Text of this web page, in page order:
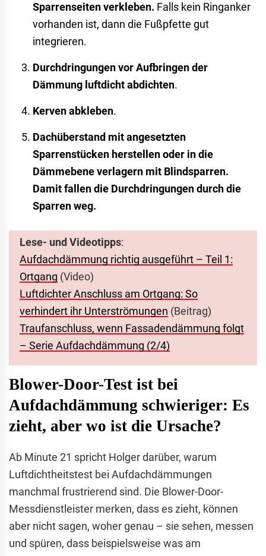
Sparrenseiten verkleben. Falls kein Ringanker
vorhanden ist, dann die Fußpfette gut
integrieren.
Durchdringungen vor Aufbringen der
Dämmung luftdicht abdichten.
Kerven abkleben.
Dachüberstand mit angesetzten
Sparrenstücken herstellen oder in die
Dämmebene verlagern mit Blindsparren.
Damit fallen die Durchdringungen durch die
Sparren weg.
Lese- und Videotipps:
Aufdachdämmung richtig ausgeführt – Teil 1:
Ortgang (Video)
Luftdichter Anschluss am Ortgang: So
verhindert ihr Unterströmungen (Beitrag)
Traufanschluss, wenn Fassadendämmung folgt
– Serie Aufdachdämmung (2/4)
Blower-Door-Test ist bei
Aufdachdämmung schwieriger: Es
zieht, aber wo ist die Ursache?
Ab Minute 21 spricht Holger darüber, warum
Luftdichtheitstest bei Aufdachdämmungen
manchmal frustrierend sind. Die Blower-Door-
Messdienstleister merken, dass es zieht, können
aber nicht sagen, woher genau – sie sehen, messen
und spüren, dass beispielsweise was am